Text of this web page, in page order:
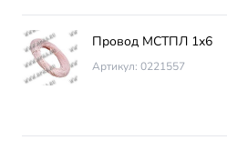
Провод МСТПЛ 1х6
Артикул: 0221557